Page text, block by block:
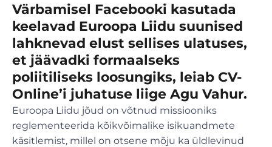
Värbamisel Facebooki kasutada
keelavad Euroopa Liidu suunised
lahknevad elust sellises ulatuses,
et jäävadki formaalseks
poliitiliseks loosungiks, leiab CV-
Online’i juhatuse liige Agu Vahur.
Euroopa Liidu jõud on võtnud missiooniks
reglementeerida kõikvõimalike isikuandmete
käsitlemist, millel on otsene mõju ka üldlevinud